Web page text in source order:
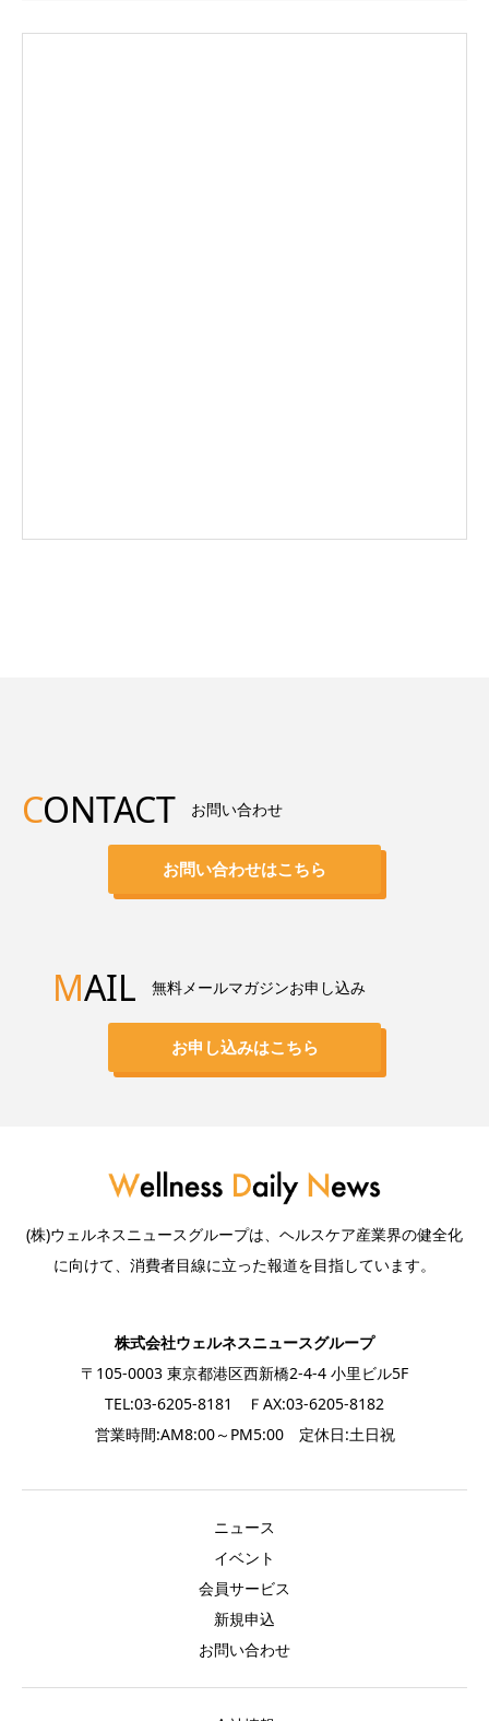
CONTACT お問い合わせ
お問い合わせはこちら
MAIL 無料メールマガジンお申し込み
お申し込みはこちら
(株)ウェルネスニュースグループは、ヘルスケア産業界の健全化
に向けて、消費者目線に立った報道を目指しています。
株式会社ウェルネスニュースグループ
〒105-0003 東京都港区西新橋2-4-4 小里ビル5F
TEL:03-6205-8181 ＦAX:03-6205-8182
営業時間:AM8:00～PM5:00 定休日:土日祝
ニュース
イベント
会員サービス
新規申込
お問い合わせ